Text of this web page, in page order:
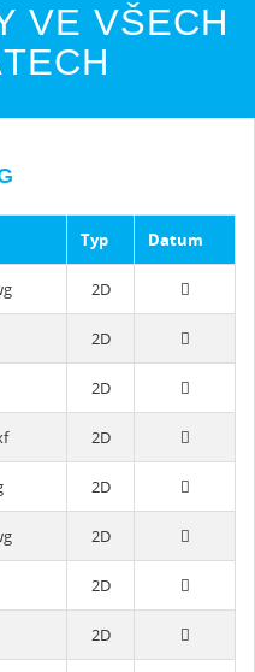
VE VŠECH
Typ Datum
2D
2D
2D
2D
2D
2D
2D
2D